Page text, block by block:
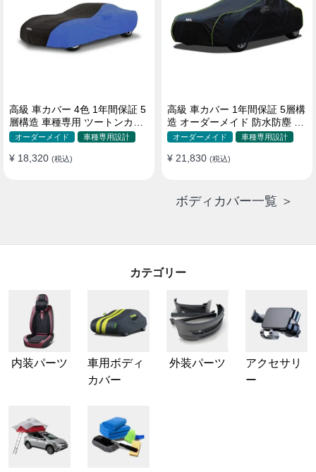
高級 車カバー 4色 1年間保証 5
層構造 車種専用 ツートンカラ
ー オーダーメイド 防水 耐久性
オーダーメイド 車種専用設計
¥ 18,320 (税込)
高級 車カバー 1年間保証 5層構
造 オーダーメイド 防水防塵 裏
起毛 車種専用
オーダーメイド 車種専用設計
¥ 21,830 (税込)
ボディカバー一覧 ＞
カテゴリー
内装パーツ
車用ボディ
カバー
外装パーツ
アクセサリ
ー